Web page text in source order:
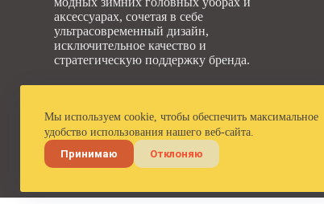
Мы используем cookie, чтобы обеспечить максимальное
удобство использования нашего веб-сайта.
Принимаю
Отклоняю
аксессуарах, сочетая в себе
ультрасовременный дизайн,
исключительное качество и
стратегическую поддержку бренда.